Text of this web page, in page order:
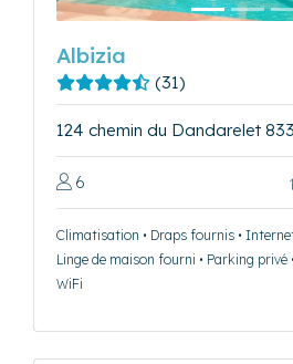
Albizia
(31)
124 chemin du Dandarelet
6
Climatisation • Draps fournis •
Linge de maison fourni • Parking privé
WiFi